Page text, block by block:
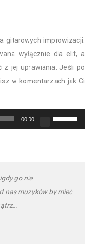
aby
zwiększyć
lub
głośność.
gitarowych improwizacji.
wyłącznie dla elit, a
z jej uprawiania. Jeśli po
w komentarzach jak Ci
00:00
lub
go nie
nas muzyków by mieć